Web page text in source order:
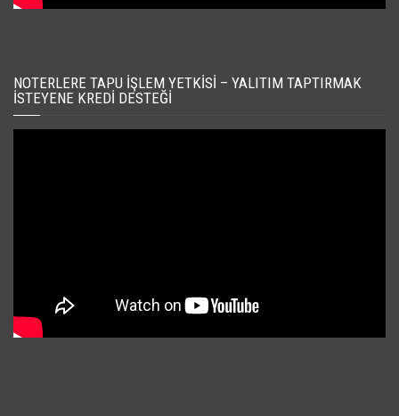
NOTERLERE TAPU İŞLEM YETKISI – YALITIM TAPTIRMAK
İSTEYENE KREDI DESTEĞI